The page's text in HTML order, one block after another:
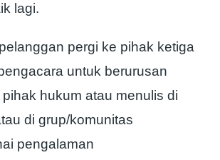
lagi.
pergi ke pihak ketiga
untuk berurusan
hukum atau menulis di
di grup/komunitas
pengalaman